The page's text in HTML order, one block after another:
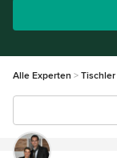
Alle Experten